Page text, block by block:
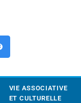
VIE ASSOCIATIVE
ET CULTURELLE